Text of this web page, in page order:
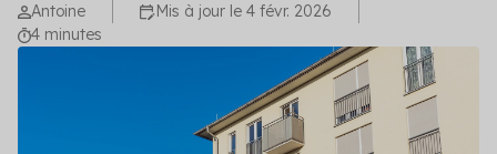
Études
Antoine
Mis à jour le 4 févr. 2026
4 minutes